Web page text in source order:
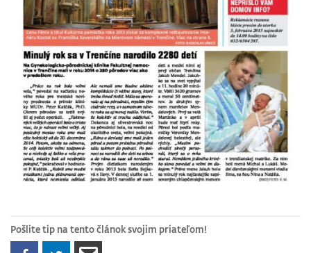
Pošlite tip na tento článok svojim priateľom!